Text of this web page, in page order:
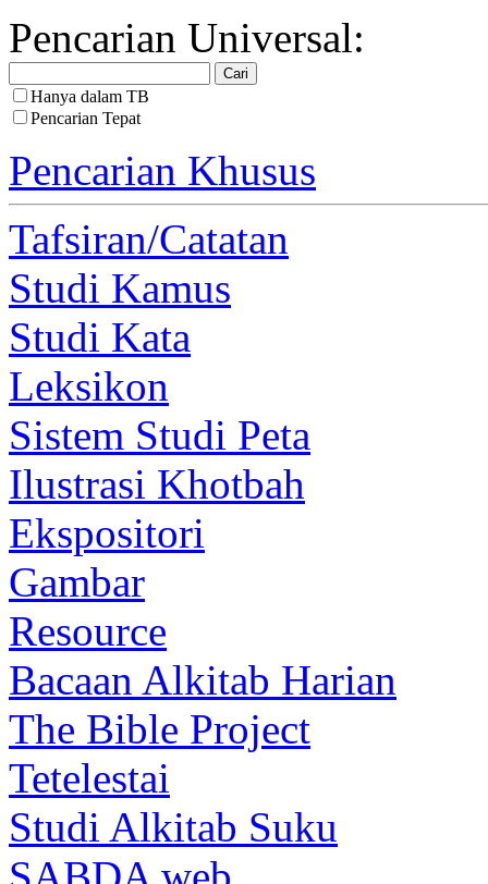
Pencarian Universal:
Hanya dalam TB
Pencarian Tepat
Pencarian Khusus
Tafsiran/Catatan
Studi Kamus
Studi Kata
Leksikon
Sistem Studi Peta
Ilustrasi Khotbah
Ekspositori
Gambar
Resource
Bacaan Alkitab Harian
The Bible Project
Tetelestai
Studi Alkitab Suku